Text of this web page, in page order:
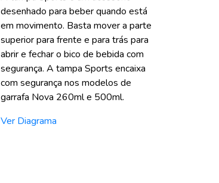
desenhado para beber quando está
em movimento. Basta mover a parte
superior para frente e para trás para
abrir e fechar o bico de bebida com
segurança. A tampa Sports encaixa
com segurança nos modelos de
garrafa Nova 260ml e 500ml.
Ver Diagrama